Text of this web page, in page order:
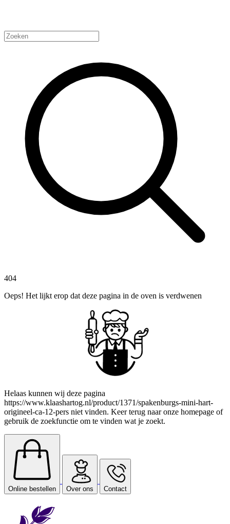
404
Oeps! Het lijkt erop dat deze pagina in de oven is verdwenen
Helaas kunnen wij deze pagina
https://www.klaashartog.nl/product/1371/spakenburgs-mini-hart-
origineel-ca-12-pers niet vinden. Keer terug naar onze homepage of
gebruik de zoekfunctie om te vinden wat je zoekt.
Online bestellen Over ons Contact